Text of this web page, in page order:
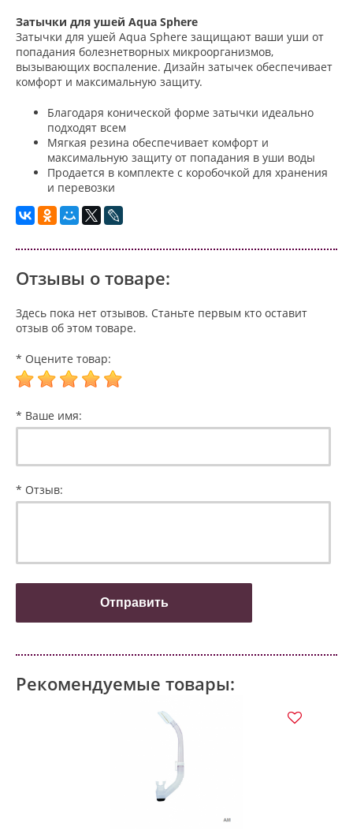
Затычки для ушей Aqua Sphere
Затычки для ушей Aqua Sphere защищают ваши уши от
попадания болезнетворных микроорганизмов,
вызывающих воспаление. Дизайн затычек обеспечивает
комфорт и максимальную защиту.
Благодаря конической форме затычки идеально
подходят всем
Мягкая резина обеспечивает комфорт и
максимальную защиту от попадания в уши воды
Продается в комплекте с коробочкой для хранения
и перевозки
Отзывы о товаре:
Здесь пока нет отзывов. Станьте первым кто оставит
отзыв об этом товаре.
* Оцените товар:
* Ваше имя:
* Отзыв:
Рекомендуемые товары: